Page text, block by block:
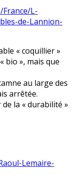
L-
de-Lannion-
« coquillier »
bio », mais que
au large des
arrêtée.
la « durabilité »
Lemaire-